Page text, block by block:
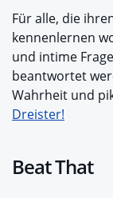
Für alle, die
kennenlernen
und intime
beantwortet
Wahrheit und
Dreister!
Beat That